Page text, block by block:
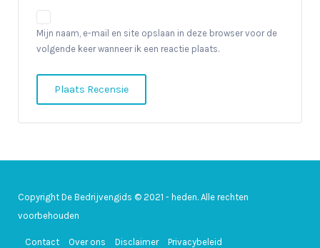
Mijn naam, e-mail en site opslaan in deze browser voor de
volgende keer wanneer ik een reactie plaats.
Copyright De Bedrijvengids © 2021 - heden. Alle rechten
voorbehouden
Contact Over ons Disclaimer Privacybeleid